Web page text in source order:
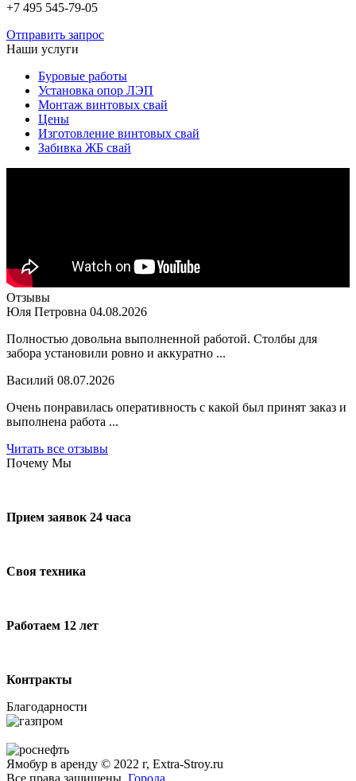
+7 495 545-79-05
Отправить запрос
Наши услуги
Буровые работы
Установка опор ЛЭП
Монтаж винтовых свай
Цены
Изготовление винтовых свай
Забивка ЖБ свай
Отзывы
Юля Петровна 04.08.2026
Полностью довольна выполненной работой. Столбы для
забора установили ровно и аккуратно ...
Василий 08.07.2026
Очень понравилась оперативность с какой был принят заказ и
выполнена работа ...
Читать все отзывы
Почему Мы
Прием заявок 24 часа
Своя техника
Работаем 12 лет
Контракты
Благодарности
Ямобур в аренду © 2022 г, Extra-Stroy.ru
Все права защищены. Города